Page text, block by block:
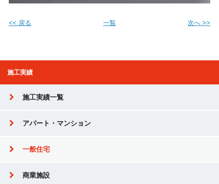
<< 戻る 一覧 次へ >>
施工実績
施工実績一覧
アパート・マンション
一般住宅
商業施設